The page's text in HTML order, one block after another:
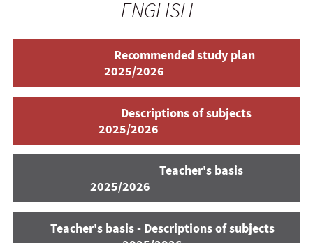
ENGLISH
Recommended study plan
2025/2026
Descriptions of subjects
2025/2026
Teacher's basis
2025/2026
Teacher's basis - Descriptions of subjects